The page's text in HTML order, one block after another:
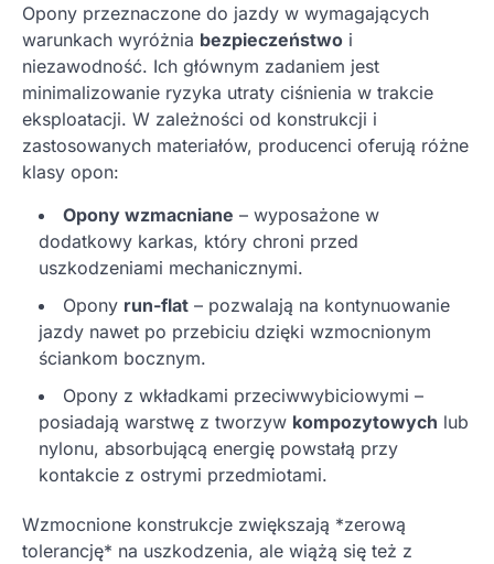
Opony przeznaczone do jazdy w wymagających
warunkach wyróżnia bezpieczeństwo i
niezawodność. Ich głównym zadaniem jest
minimalizowanie ryzyka utraty ciśnienia w trakcie
eksploatacji. W zależności od konstrukcji i
zastosowanych materiałów, producenci oferują różne
klasy opon:
Opony wzmacniane – wyposażone w
dodatkowy karkas, który chroni przed
uszkodzeniami mechanicznymi.
Opony run-flat – pozwalają na kontynuowanie
jazdy nawet po przebiciu dzięki wzmocnionym
ściankom bocznym.
Opony z wkładkami przeciwwybiciowymi –
posiadają warstwę z tworzyw kompozytowych lub
nylonu, absorbującą energię powstałą przy
kontakcie z ostrymi przedmiotami.
Wzmocnione konstrukcje zwiększają *zerową
tolerancję* na uszkodzenia, ale wiążą się też z